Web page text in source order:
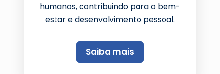
humanos, contribuindo para o bem-
estar e desenvolvimento pessoal.
Saiba mais